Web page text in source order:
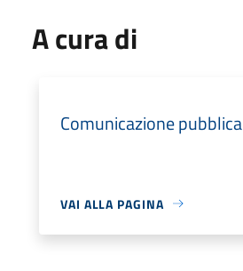
A cura di
Comunicazione pubblica
VAI ALLA PAGINA